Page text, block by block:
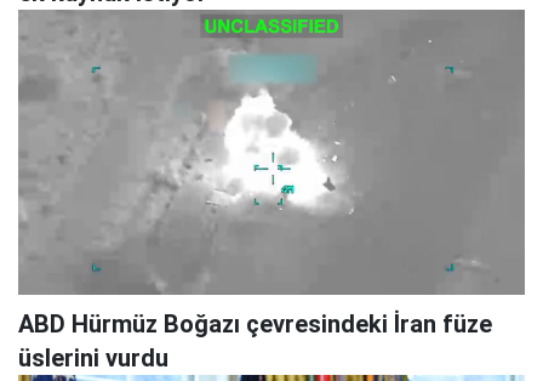
ABD Hürmüz Boğazı çevresindeki İran füze
üslerini vurdu